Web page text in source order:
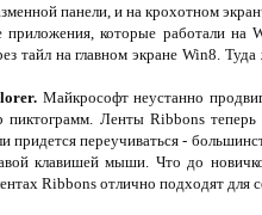
панели, и на крохотном
которые работали на
тайл на главном экране Win8.
Майкрософт неустанно
Ленты Ribbons
придется переучиваться -
клавишей мыши. Что до
Ribbons отлично подходят для